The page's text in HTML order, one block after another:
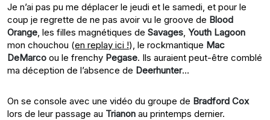
Je n’ai pas pu me déplacer le jeudi et le samedi, et pour le
coup je regrette de ne pas avoir vu le groove de Blood
Orange, les filles magnétiques de Savages, Youth Lagoon
mon chouchou (en replay ici !), le rockmantique Mac
DeMarco ou le frenchy Pegase. Ils auraient peut-être comblé
ma déception de l’absence de Deerhunter…
On se console avec une vidéo du groupe de Bradford Cox
lors de leur passage au Trianon au printemps dernier.